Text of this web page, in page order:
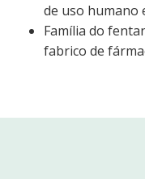
de uso humano
Família do
fabrico de